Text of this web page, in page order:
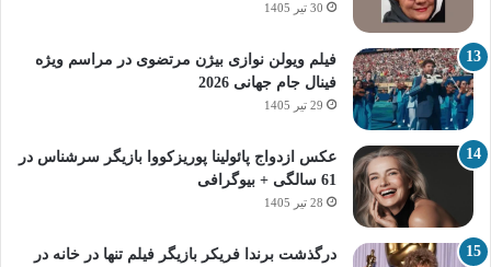
30 تیر 1405
فیلم ویولن نوازی بیژن مرتضوی در مراسم ویژه
فینال جام جهانی 2026
29 تیر 1405
عکس ازدواج پائولینا پوریزکووا بازیگر سرشناس در
61 سالگی + بیوگرافی
28 تیر 1405
درگذشت برندا فریکر بازیگر فیلم تنها در خانه در